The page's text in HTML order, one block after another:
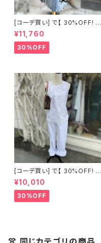
[コーデ買い] で【 30%OFF! 】2
点 ショート丈 デニム サロペット
スカート + 古着 Montsoie ハ
ート柄 シアーシャツ ブラック
¥11,760
30%OFF
[コーデ買い] で【 30%OFF! 】2
点 古着 Chloe ホワイト レース
ノースリーブ + ホワイトデニム
ストレッチ ストレート パンツ
¥10,010
30%OFF